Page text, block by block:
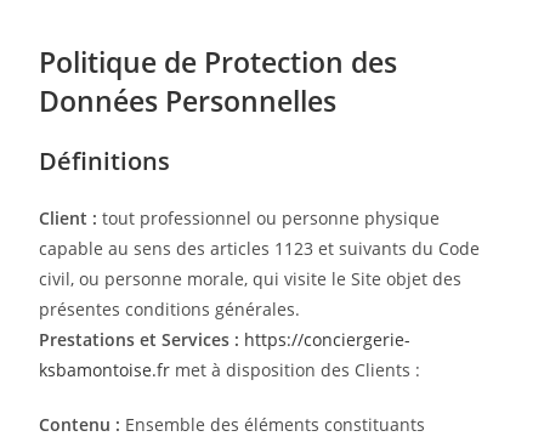
Politique de Protection des
Données Personnelles
Définitions
Client : tout professionnel ou personne physique
capable au sens des articles 1123 et suivants du Code
civil, ou personne morale, qui visite le Site objet des
présentes conditions générales.
Prestations et Services : https://conciergerie-
ksbamontoise.fr met à disposition des Clients :
Contenu : Ensemble des éléments constituants